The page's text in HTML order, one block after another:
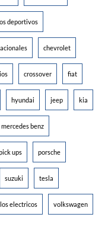
deportivos
chevrolet
crossover fiat
hyundai jeep kia
mercedes benz
ups porsche
suzuki tesla
electricos volkswagen